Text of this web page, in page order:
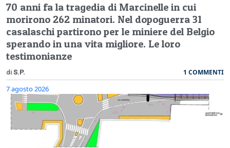
70 anni fa la tragedia di Marcinelle in cui
morirono 262 minatori. Nel dopoguerra 31
casalaschi partirono per le miniere del Belgio
sperando in una vita migliore. Le loro
testimonianze
di S.P. 1 COMMENTI
7 agosto 2026